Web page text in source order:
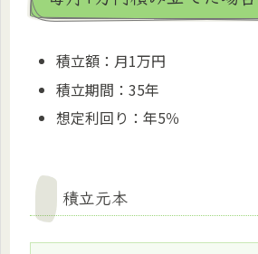
積立額：月1万円
積立期間：35年
想定利回り：年5％
積立元本